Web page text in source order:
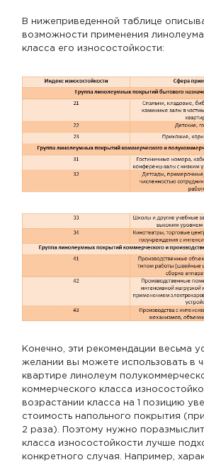
В нижеприведенной таблице
возможности применения
класса его износостойкости:
Конечно, эти рекомендации весьма
желании вы можете использовать в
квартире линолеум
коммерческого класса
возрастании класса на 1 позицию
стоимость напольного покрытия
2 раза). Поэтому нужно
класса износостойкости лучше
конкретного случая. Например,